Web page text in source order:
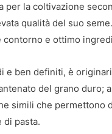
la coltivazione
qualità del suo
e ottimo
e ben definiti, è
del grano duro;
simili che permettono
di pasta.